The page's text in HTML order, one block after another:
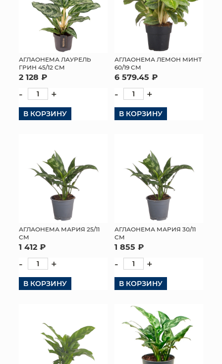
АГЛАОНЕМА ЛАУРЕЛЬ
ГРИН 45/12 СМ
2 128 ₽
- +
В КОРЗИНУ
АГЛАОНЕМА ЛЕМОН МИНТ
60/19 СМ
6 579.45 ₽
- +
В КОРЗИНУ
АГЛАОНЕМА МАРИЯ 25/11
СМ
1 412 ₽
- +
В КОРЗИНУ
АГЛАОНЕМА МАРИЯ 30/11
СМ
1 855 ₽
- +
В КОРЗИНУ